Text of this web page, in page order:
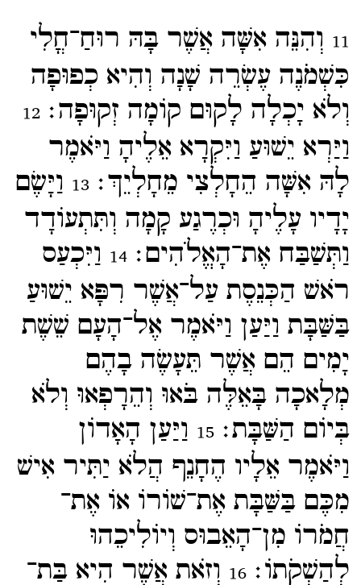
11 וְהִנֵּה אִשָּׁה אֲשֶׁר בָּהּ רוּחַ־​חֳלִי
כִּשְׁמֹנֶה עֶשְׂרֵה שָׁנָה וְהִיא כְפוּפָה
וְלֹא יָכְלָה לָקוּם קוֹמָה זְקוּפָה׃12
וַיַּרְא יֵשׁוּעַ וַיִּקְרָא אֵלֶיהָ וַיֹּאמֶר
לָהּ אִשָּׁה הֵחָלְצִי מֵחָלְיֵךְ׃13 וַיָּשֶׂם
יָדָיו עָלֶיהָ וּכְרֶגַע קָמָה וְתִּתְעוֹדָד
וַתְּשַׁבַּח אֶת־​הָאֱלֹהִים׃14 וַיִּכְעַס
רֹאשׁ הַכְּנֵסֶת עַל־​אֲשֶׁר רִפָּא יֵשׁוּעַ
בַּשַּׁבָּת וַיַּעַן וַיֹּאמֶר אֶל־​הָעָם שֵׁשֶׁת
יָמִים הֵם אֲשֶׁר תֵּעָשֶׂה בָהֶם
מְלָאכָה בָּאֵלֶּה בֹּאוּ וְהֵרָפְאוּ וְלֹא
בְּיוֹם הַשַּׁבָּת׃15 וַיַּעַן הָאָדוֹן
וַיֹּאמֶר אֵלָיו הֶחָנֵף הֲלֹא יַתִּיר אִישׁ
מִכֶּם בַּשַּׁבָּת אֶת־​שׁוֹרוֹ אוֹ אֶת־​
חֲמֹרוֹ מִן־​הָאֵבוּס וְיוֹלִיכֵהוּ
לְהַשְׁקֹתוֹ׃16 וְזֹאת אֲשֶׁר הִיא בַּת־​